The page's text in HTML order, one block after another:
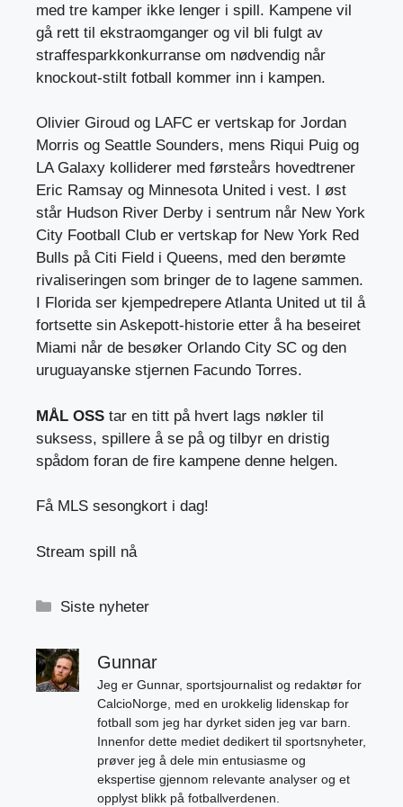
med tre kamper ikke lenger i spill. Kampene vil
gå rett til ekstraomganger og vil bli fulgt av
straffesparkkonkurranse om nødvendig når
knockout-stilt fotball kommer inn i kampen.
Olivier Giroud og LAFC er vertskap for Jordan
Morris og Seattle Sounders, mens Riqui Puig og
LA Galaxy kolliderer med førsteårs hovedtrener
Eric Ramsay og Minnesota United i vest. I øst
står Hudson River Derby i sentrum når New York
City Football Club er vertskap for New York Red
Bulls på Citi Field i Queens, med den berømte
rivaliseringen som bringer de to lagene sammen.
I Florida ser kjempedrepere Atlanta United ut til å
fortsette sin Askepott-historie etter å ha beseiret
Miami når de besøker Orlando City SC og den
uruguayanske stjernen Facundo Torres.
MÅL OSS tar en titt på hvert lags nøkler til
suksess, spillere å se på og tilbyr en dristig
spådom foran de fire kampene denne helgen.
Få MLS sesongkort i dag!
Stream spill nå
Kategorier
Siste nyheter
Gunnar
Jeg er Gunnar, sportsjournalist og redaktør for
CalcioNorge, med en urokkelig lidenskap for
fotball som jeg har dyrket siden jeg var barn.
Innenfor dette mediet dedikert til sportsnyheter,
prøver jeg å dele min entusiasme og
ekspertise gjennom relevante analyser og et
opplyst blikk på fotballverdenen.